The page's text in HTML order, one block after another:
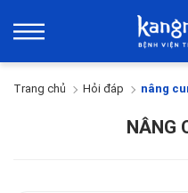
Trang chủ Hỏi đáp nâng
NÂNG